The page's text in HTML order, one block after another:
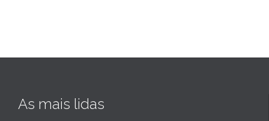
As mais lidas